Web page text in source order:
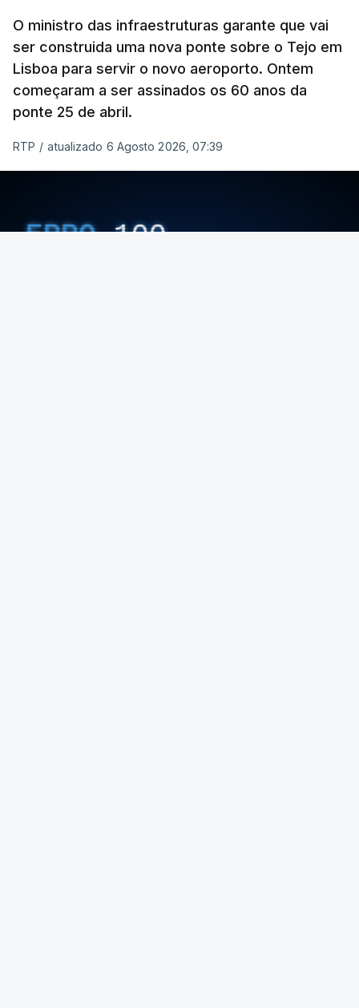
O ministro das infraestruturas garante que vai
ser construida uma nova ponte sobre o Tejo em
Lisboa para servir o novo aeroporto. Ontem
começaram a ser assinados os 60 anos da
ponte 25 de abril.
RTP / atualizado 6 Agosto 2026, 07:39
ERRO100